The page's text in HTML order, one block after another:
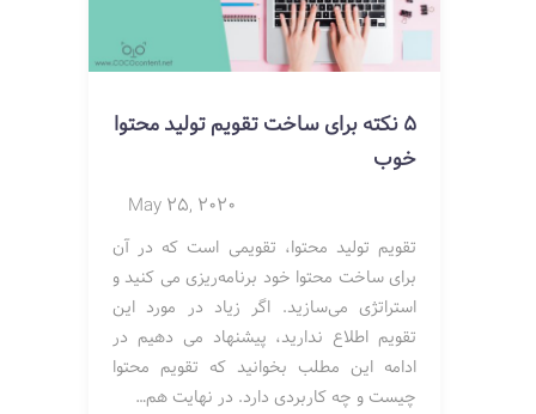
5 نکته برای ساخت تقویم تولید محتوا
خوب
May 25, 2020
تقویم تولید محتوا، تقویمی است که در آن
برای ساخت محتوا خود برنامه‌ریزی می کنید و
استراتژی می‌سازید. اگر زیاد در مورد این
تقویم اطلاع ندارید، پیشنهاد می دهیم در
ادامه این مطلب بخوانید که تقویم محتوا
چیست و چه کاربردی دارد. در نهایت هم…